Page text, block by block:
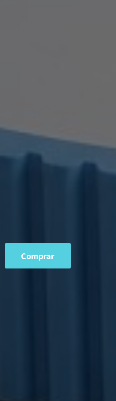
Comprar